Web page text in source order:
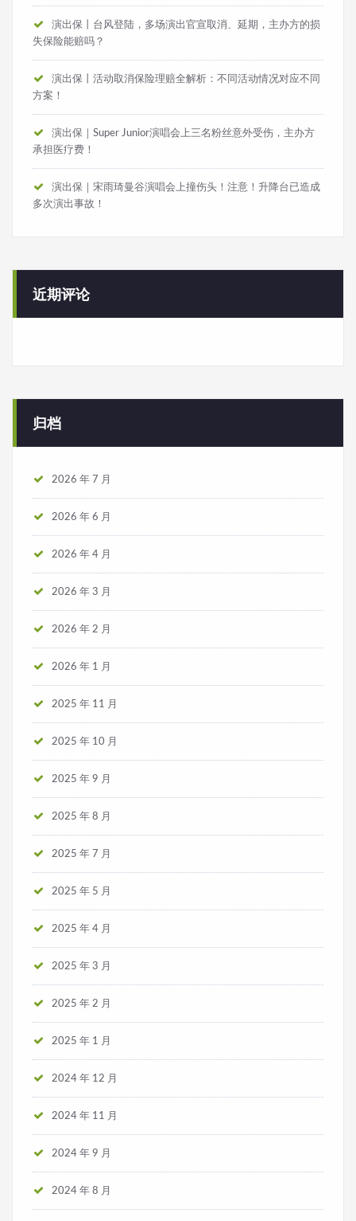
演出保丨台风登陆，多场演出官宣取消、延期，主办方的损
失保险能赔吗？
演出保丨活动取消保险理赔全解析：不同活动情况对应不同
方案！
演出保｜Super Junior演唱会上三名粉丝意外受伤，主办方
承担医疗费！
演出保｜宋雨琦曼谷演唱会上撞伤头！注意！升降台已造成
多次演出事故！
近期评论
归档
2026 年 7 月
2026 年 6 月
2026 年 4 月
2026 年 3 月
2026 年 2 月
2026 年 1 月
2025 年 11 月
2025 年 10 月
2025 年 9 月
2025 年 8 月
2025 年 7 月
2025 年 5 月
2025 年 4 月
2025 年 3 月
2025 年 2 月
2025 年 1 月
2024 年 12 月
2024 年 11 月
2024 年 9 月
2024 年 8 月